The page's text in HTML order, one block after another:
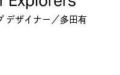
デザイナー／多田有